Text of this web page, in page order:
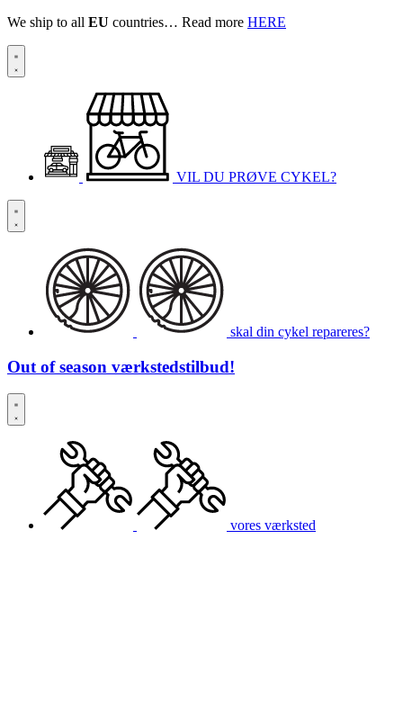
We ship to all EU countries… Read more HERE
VIL DU PRØVE CYKEL?
skal din cykel repareres?
Out of season værkstedstilbud!
vores værksted